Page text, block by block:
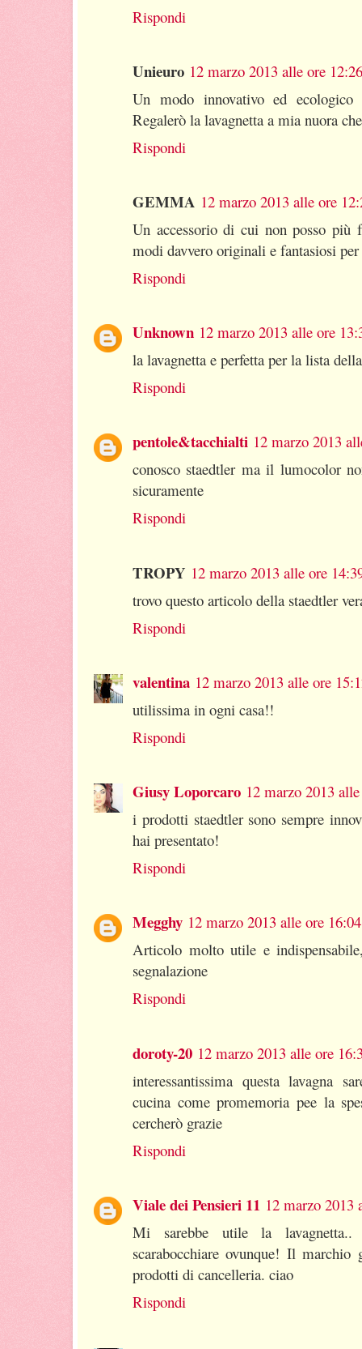
Rispondi
Unieuro 12 marzo 2013 alle ore 12:26
Un modo innovativo ed
Regalerò la lavagnetta a mia nuora
Rispondi
GEMMA 12 marzo 2013 alle ore
Un accessorio di cui non posso
modi davvero originali e fantasiosi
Rispondi
Unknown 12 marzo 2013 alle ore
la lavagnetta e perfetta per la lista
Rispondi
pentole&tacchialti 12 marzo 2013
conosco staedtler ma il lumocolor
sicuramente
Rispondi
TROPY 12 marzo 2013 alle ore
trovo questo articolo della staedtler
Rispondi
valentina 12 marzo 2013 alle ore
utilissima in ogni casa!!
Rispondi
Giusy Loporcaro 12 marzo 2013
i prodotti staedtler sono sempre
hai presentato!
Rispondi
Megghy 12 marzo 2013 alle ore 16:04
Articolo molto utile e
segnalazione
Rispondi
doroty-20 12 marzo 2013 alle ore
interessantissima questa lavagna
cucina come promemoria pee la
cercherò grazie
Rispondi
Viale dei Pensieri 11 12 marzo 2013
Mi sarebbe utile la
scarabocchiare ovunque! Il
prodotti di cancelleria. ciao
Rispondi